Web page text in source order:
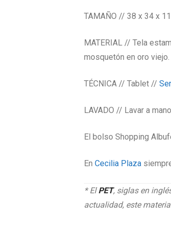
TAMAÑO // 38 x 34 x
MATERIAL // Tela
mosquetón en oro viejo.
TÉCNICA // Tablet //
LAVADO // Lavar a
El bolso Shopping
En Cecilia Plaza
* ElPET, siglas en
actualidad, este